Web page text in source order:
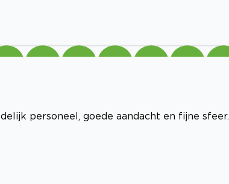
personeel, goede aandacht en fijne sfeer.